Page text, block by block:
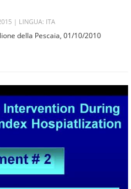
| LINGUA: ITA
della Pescaia, 01/10/2010